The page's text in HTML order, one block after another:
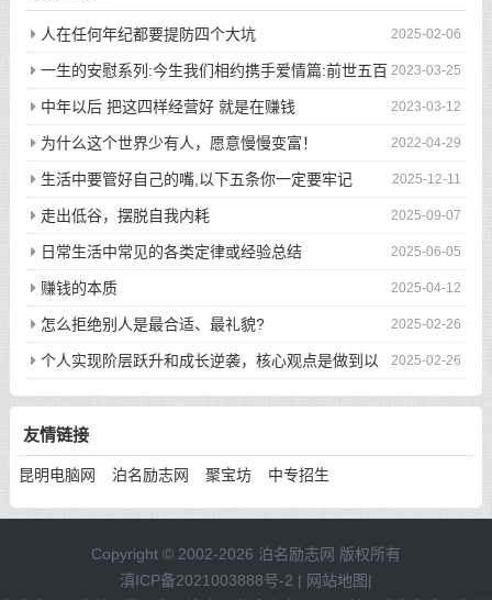
2025-02-06
人在任何年纪都要提防四个大坑
2023-03-25
一生的安慰系列:今生我们相约携手爱情篇:前世五百
次的回眸才换来今生的相遇
2023-03-12
中年以后 把这四样经营好 就是在赚钱
2022-04-29
为什么这个世界少有人，愿意慢慢变富！
2025-12-11
生活中要管好自己的嘴,以下五条你一定要牢记
2025-09-07
走出低谷，摆脱自我内耗
2025-06-05
日常生活中常见的各类定律或经验总结
2025-04-12
赚钱的本质
2025-02-26
怎么拒绝别人是最合适、最礼貌?
2025-02-26
个人实现阶层跃升和成长逆袭，核心观点是做到以
下八件事
友情链接
昆明电脑网 泊名励志网 聚宝坊 中专招生
Copyright © 2002-2026 泊名励志网 版权所有
滇ICP备2021003888号-2 | 网站地图|